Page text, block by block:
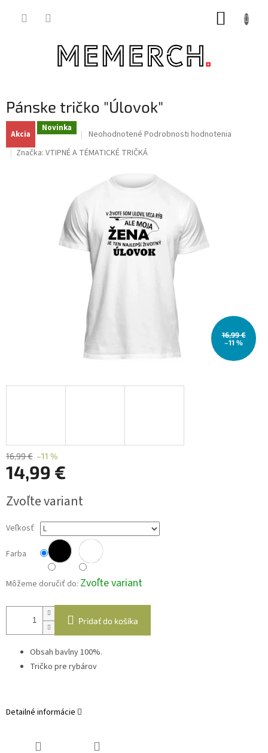
Pánske tričko "Úlovok"
Akcia
Novinka
Priemerné
produktu
hviezdičiek.
Neohodnotené Podrobnosti hodnotenia
Značka: VTIPNÉ A TÉMATICKÉ TRIČKÁ
16,99 €
–11 %
16,99 € –11 %
14,99 €
cena:
Zvoľte variant
Veľkosť
Farba
Môžeme doručiť do: Zvoľte variant
Pridať do košíka
Obsah bavlny 100%.
Tričko pre rybárov
Detailné informácie